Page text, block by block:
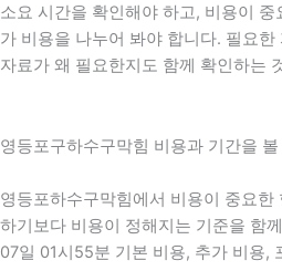
소요 시간을 확인해야 하고, 비용이
가 비용을 나누어 봐야 합니다. 필요
자료가 왜 필요한지도 함께 확인하는
영등포구하수구막힘 비용과 기간을
영등포하수구막힘에서 비용이 중요한
하기보다 비용이 정해지는 기준을 함
07일 01시55분 기본 비용, 추가 비용,